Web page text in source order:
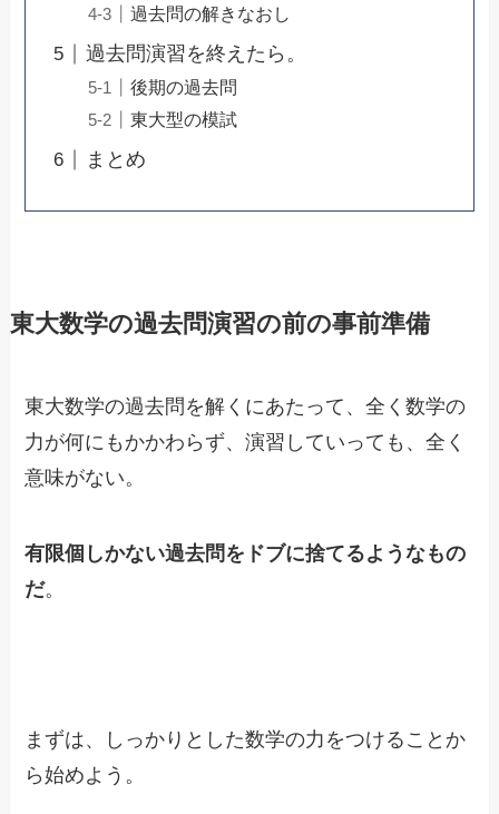
過去問の解きなおし
過去問演習を終えたら。
後期の過去問
東大型の模試
まとめ
東大数学の過去問演習の前の事前準備
東大数学の過去問を解くにあたって、全く数学の
力が何にもかかわらず、演習していっても、全く
意味がない。
有限個しかない過去問をドブに捨てるようなもの
だ。
まずは、しっかりとした数学の力をつけることか
ら始めよう。